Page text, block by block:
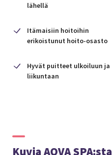
lähellä
Itämaisiin hoitoihin
erikoistunut hoito-osasto
Hyvät puitteet ulkoiluun ja
liikuntaan
Kuvia AQVA SPA:sta